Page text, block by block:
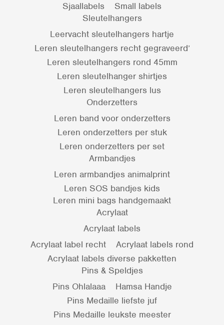
Sjaallabels
Small labels
Sleutelhangers
Leervacht sleutelhangers hartje
Leren sleutelhangers recht gegraveerd’
Leren sleutelhangers rond 45mm
Leren sleutelhanger shirtjes
Leren sleutelhangers lus
Onderzetters
Leren band voor onderzetters
Leren onderzetters per stuk
Leren onderzetters per set
Armbandjes
Leren armbandjes animalprint
Leren SOS bandjes kids
Leren mini bags handgemaakt
Acrylaat
Acrylaat labels
Acrylaat label recht
Acrylaat labels rond
Acrylaat labels diverse pakketten
Pins & Speldjes
Pins Ohlalaaa
Hamsa Handje
Pins Medaille liefste juf
Pins Medaille leukste meester